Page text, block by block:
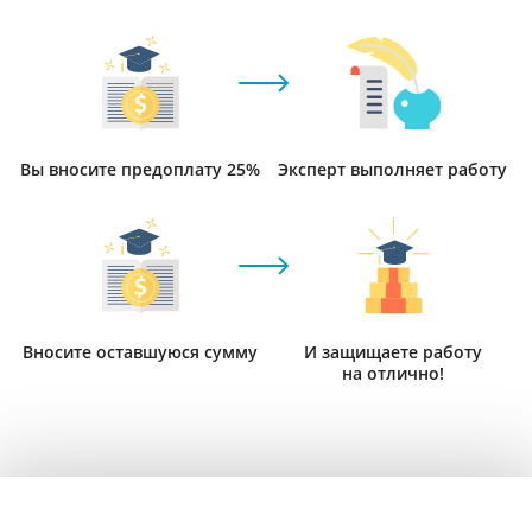
Вы вносите предоплату 25% Эксперт выполняет работу
Вносите оставшуюся сумму
И защищаете работу
на отлично!